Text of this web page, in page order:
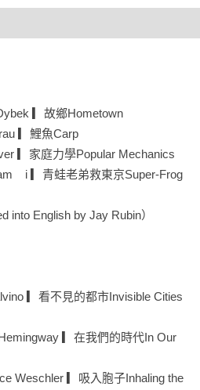
拿下新人獎，當時最高興的莫過
的10堂翻譯課，歡迎入座！
）談話，村上迷不可錯過！
往來？ 小說家如何在過濾娛樂、
來的？」面對東大生的犀利發
。從作家定位、寫作背景等來認
解析能力。
▎故鄉Hometown
▎鯉魚Carp
▎家庭力學Popular Mechanics
i ▎青蛙老弟救東京Super-Frog
into English by Jay Rubin）
▎看不見的都市Invisible Cities
▎在我們的時代In Our
Weschler ▎吸入胞子Inhaling the